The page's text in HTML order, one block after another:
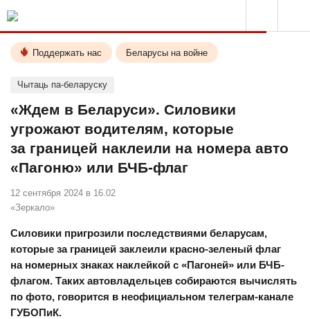
Поддержать нас Беларусы на войне
Чытаць па-беларуску
«Ждем в Беларуси». Силовики
угрожают водителям, которые
за границей наклеили на номера авто
«Пагоню» или БЧБ-флаг
12 сентября 2024 в 16.02
«Зеркало»
Силовики пригрозили последствиями беларусам,
которые за границей заклеили красно-зеленый флаг
на номерных знаках наклейкой с «Пагоней» или БЧБ-
флагом. Таких автовладельцев собираются вычислять
по фото, говорится в неофициальном телеграм-канале
ГУБОПиК.